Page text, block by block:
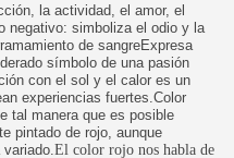
la actividad, el amor, el
negativo: simboliza el odio y la
de sangreExpresa
símbolo de una pasión
con el sol y el calor es un
experiencias fuertes.Color
tal manera que es posible
pintado de rojo, aunque
El color rojo nos habla de